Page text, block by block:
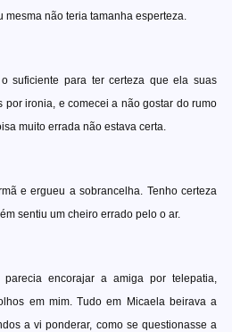
mesma não teria tamanha esperteza.
suficiente para ter certeza que ela suas
por ironia, e comecei a não gostar do rumo
muito errada não estava certa.
e ergueu a sobrancelha. Tenho certeza
sentiu um cheiro errado pelo o ar.
parecia encorajar a amiga por telepatia,
em mim. Tudo em Micaela beirava a
a vi ponderar, como se questionasse a